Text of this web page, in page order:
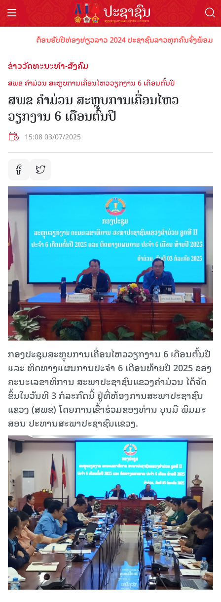
ຕ້ອນຮັບປີທ່ອງທ່ຽວລາວ 2024 ປະຊາຊົນລາວທຸກຄົນຈົ່ງພ້ອມເປັ
ຂ່າວວັດທະນະທຳ-ສັງຄົມ
ສພຂ ຄໍາມ່ວນ ສະຫຼຸບການເຄື່ອນໄຫວວຽກງານ 6 ເດືອນຕົ້ນປີ
ສພຂ ຄໍາມ່ວນ ສະຫຼຸບການເຄື່ອນໄຫວ
ວຽກງານ 6 ເດືອນຕົ້ນປີ
15:08 03/07/2025
ກອງປະຊຸມສະຫຼຸບການເຄື່ອນໄຫວວຽກງານ 6 ເດືອນຕົ້ນປີ
ແລະ ທິດທາງແຜນການປະຈໍາ 6 ເດືອນທ້າຍປີ 2025 ຂອງ
ຄະນະເລຂາທິການ ສະພາປະຊາຊົນແຂວງຄໍາມ່ວນ ໄດ້ຈັດ
ຂຶ້ນໃນວັນທີ 3 ກໍລະກົດນີ້ ຢູ່ທີ່ຫ້ອງການສະພາປະຊາຊົນ
ແຂວງ (ສພຂ) ໂດຍການເຂົ້າຮ່ວມຂອງທ່ານ ບຸນມີ ພິມມະ
ສອນ ປະທານສະພາປະຊາຊົນແຂວງ.